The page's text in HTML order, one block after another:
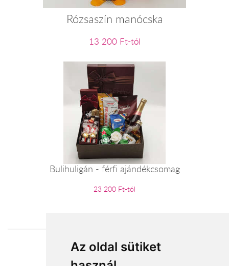
Az oldal sütiket
Rózsaszín manócska
13 200 Ft-tól
Bulihuligán - férfi ajándékcsomag
23 200 Ft-tól
Elfogadott fizetési módok